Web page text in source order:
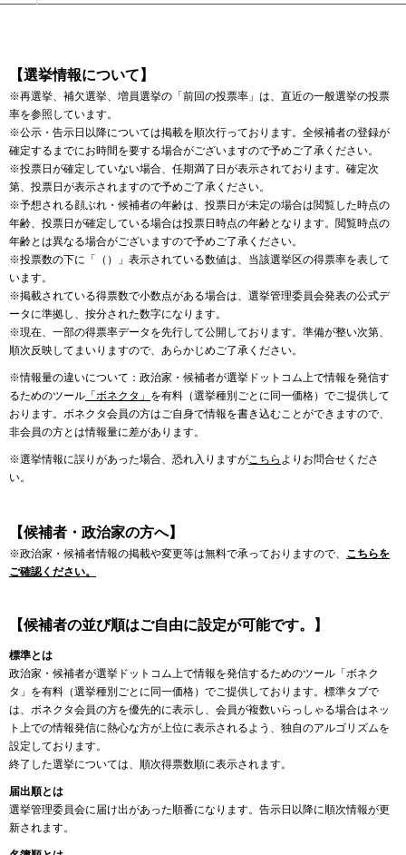
【選挙情報について】
※再選挙、補欠選挙、増員選挙の「前回の投票率」は、直近の一般選挙の投票
率を参照しています。
※公示・告示日以降については掲載を順次行っております。全候補者の登録が
確定するまでにお時間を要する場合がございますので予めご了承ください。
※投票日が確定していない場合、任期満了日が表示されております。確定次
第、投票日が表示されますので予めご了承ください。
※予想される顔ぶれ・候補者の年齢は、投票日が未定の場合は閲覧した時点の
年齢、投票日が確定している場合は投票日時点の年齢となります。閲覧時点の
年齢とは異なる場合がございますので予めご了承ください。
※投票数の下に「（）」表示されている数値は、当該選挙区の得票率を表して
います。
※掲載されている得票数で小数点がある場合は、選挙管理委員会発表の公式デ
ータに準拠し、按分された数字になります。
※現在、一部の得票率データを先行して公開しております。準備が整い次第、
順次反映してまいりますので、あらかじめご了承ください。
※情報量の違いについて：政治家・候補者が選挙ドットコム上で情報を発信す
るためのツール 「ボネクタ」 を有料（選挙種別ごとに同一価格）でご提供して
おります。ボネクタ会員の方はご自身で情報を書き込むことができますので、
非会員の方とは情報量に差があります。
※選挙情報に誤りがあった場合、恐れ入りますがこちら よりお問合せくださ
い。
【候補者・政治家の方へ】
※政治家・候補者情報の掲載や変更等は無料で承っておりますので、 こちらを
ご確認ください。
【候補者の並び順はご自由に設定が可能です。】
標準とは
政治家・候補者が選挙ドットコム上で情報を発信するためのツール「ボネク
タ」を有料（選挙種別ごとに同一価格）でご提供しております。標準タブで
は、ボネクタ会員の方を優先的に表示し、会員が複数いらっしゃる場合はネッ
ト上での情報発信に熱心な方が上位に表示されるよう、独自のアルゴリズムを
設定しております。
終了した選挙については、順次得票数順に表示されます。
届出順とは
選挙管理委員会に届け出があった順番になります。告示日以降に順次情報が更
新されます。